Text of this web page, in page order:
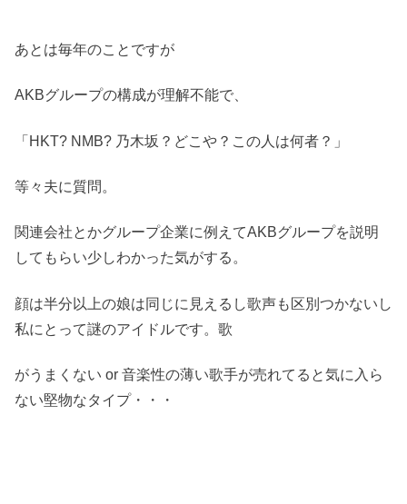
あとは毎年のことですが
AKBグループの構成が理解不能で、
「HKT? NMB? 乃木坂？どこや？この人は何者？」
等々夫に質問。
関連会社とかグループ企業に例えてAKBグループを説明
してもらい少しわかった気がする。
顔は半分以上の娘は同じに見えるし歌声も区別つかないし
私にとって謎のアイドルです。歌
がうまくない or 音楽性の薄い歌手が売れてると気に入ら
ない堅物なタイプ・・・